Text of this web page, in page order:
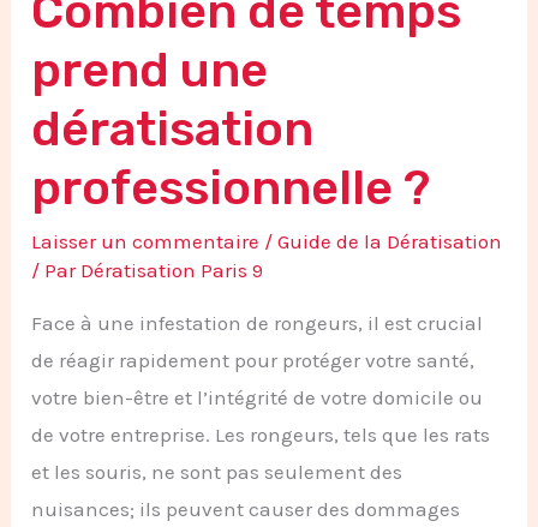
Combien de temps
prend une
dératisation
professionnelle ?
Laisser un commentaire /Guide de la Dératisation
/ Par Dératisation Paris 9
Face à une infestation de rongeurs, il est crucial
de réagir rapidement pour protéger votre santé,
votre bien-être et l’intégrité de votre domicile ou
de votre entreprise. Les rongeurs, tels que les rats
et les souris, ne sont pas seulement des
nuisances; ils peuvent causer des dommages